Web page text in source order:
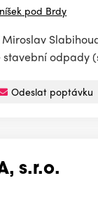
pod Brdy
Miroslav
odpady
Odeslat poptávku
s.r.o.